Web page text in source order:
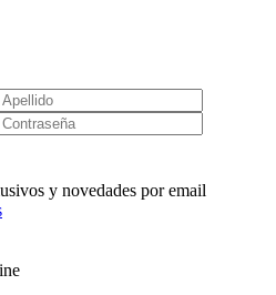
y novedades por email